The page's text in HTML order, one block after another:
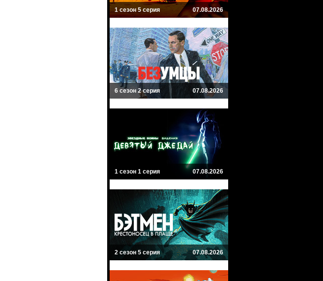
1 сезон 5 серия 07.08.2026
6 сезон 2 серия 07.08.2026
1 сезон 1 серия 07.08.2026
2 сезон 5 серия 07.08.2026